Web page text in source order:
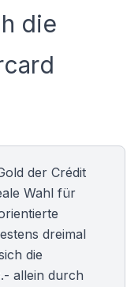
die
der Crédit
Wahl für
dreimal
die
allein durch